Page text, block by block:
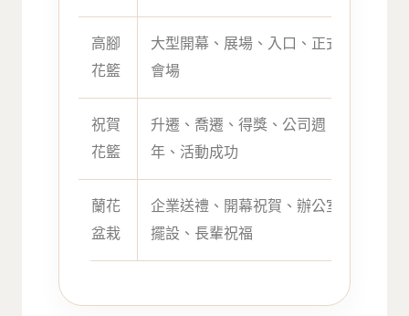
高腳
花籃
大型開幕、展場、入口、正式
會場
祝賀
花籃
升遷、喬遷、得獎、公司週
年、活動成功
蘭花
盆栽
企業送禮、開幕祝賀、辦公室
擺設、長輩祝福